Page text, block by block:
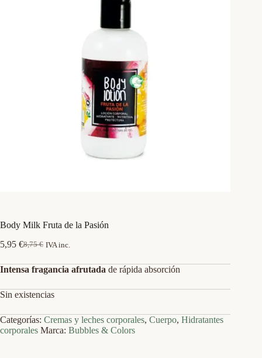
Body Milk Fruta de la Pasión
8,75€
El
original
8,75 €.
5,95 €El
actual
5,95 €.
IVA inc.
Intensa fragancia afrutada de rápida absorción
Sin existencias
Categorías: Cremas y leches corporales, Cuerpo, Hidratantes
corporales Marca: Bubbles & Colors